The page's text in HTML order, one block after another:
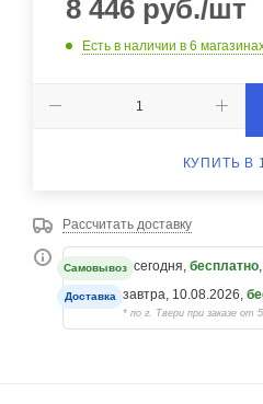
8 446 руб./шт
Есть в наличии в 6
КУПИТЬ В
Рассчитать доставку
Самовывоз сегодня, бесплатно
Доставка завтра, 10.08.2026,
* по г. Твери при заказе от